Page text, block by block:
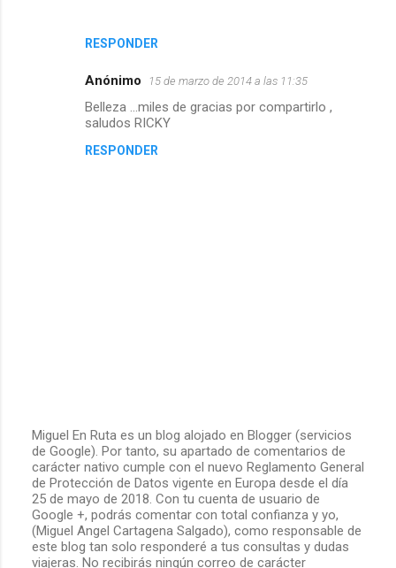
RESPONDER
Anónimo 15 de marzo de 2014 a las 11:35
Belleza ...miles de gracias por compartirlo ,
saludos RICKY
RESPONDER
P
u
b
l
i
c
a
r
Miguel En Ruta es un blog alojado en Blogger (servicios
de Google). Por tanto, su apartado de comentarios de
carácter nativo cumple con el nuevo Reglamento General
de Protección de Datos vigente en Europa desde el día
25 de mayo de 2018. Con tu cuenta de usuario de
Google +, podrás comentar con total confianza y yo,
(Miguel Angel Cartagena Salgado), como responsable de
este blog tan solo responderé a tus consultas y dudas
viajeras. No recibirás ningún correo de carácter